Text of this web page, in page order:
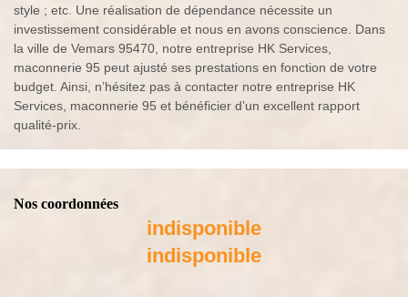
style ; etc. Une réalisation de dépendance nécessite un
investissement considérable et nous en avons conscience. Dans
la ville de Vemars 95470, notre entreprise HK Services,
maconnerie 95 peut ajusté ses prestations en fonction de votre
budget. Ainsi, n’hésitez pas à contacter notre entreprise HK
Services, maconnerie 95 et bénéficier d’un excellent rapport
qualité-prix.
Nos coordonnées
indisponible
indisponible